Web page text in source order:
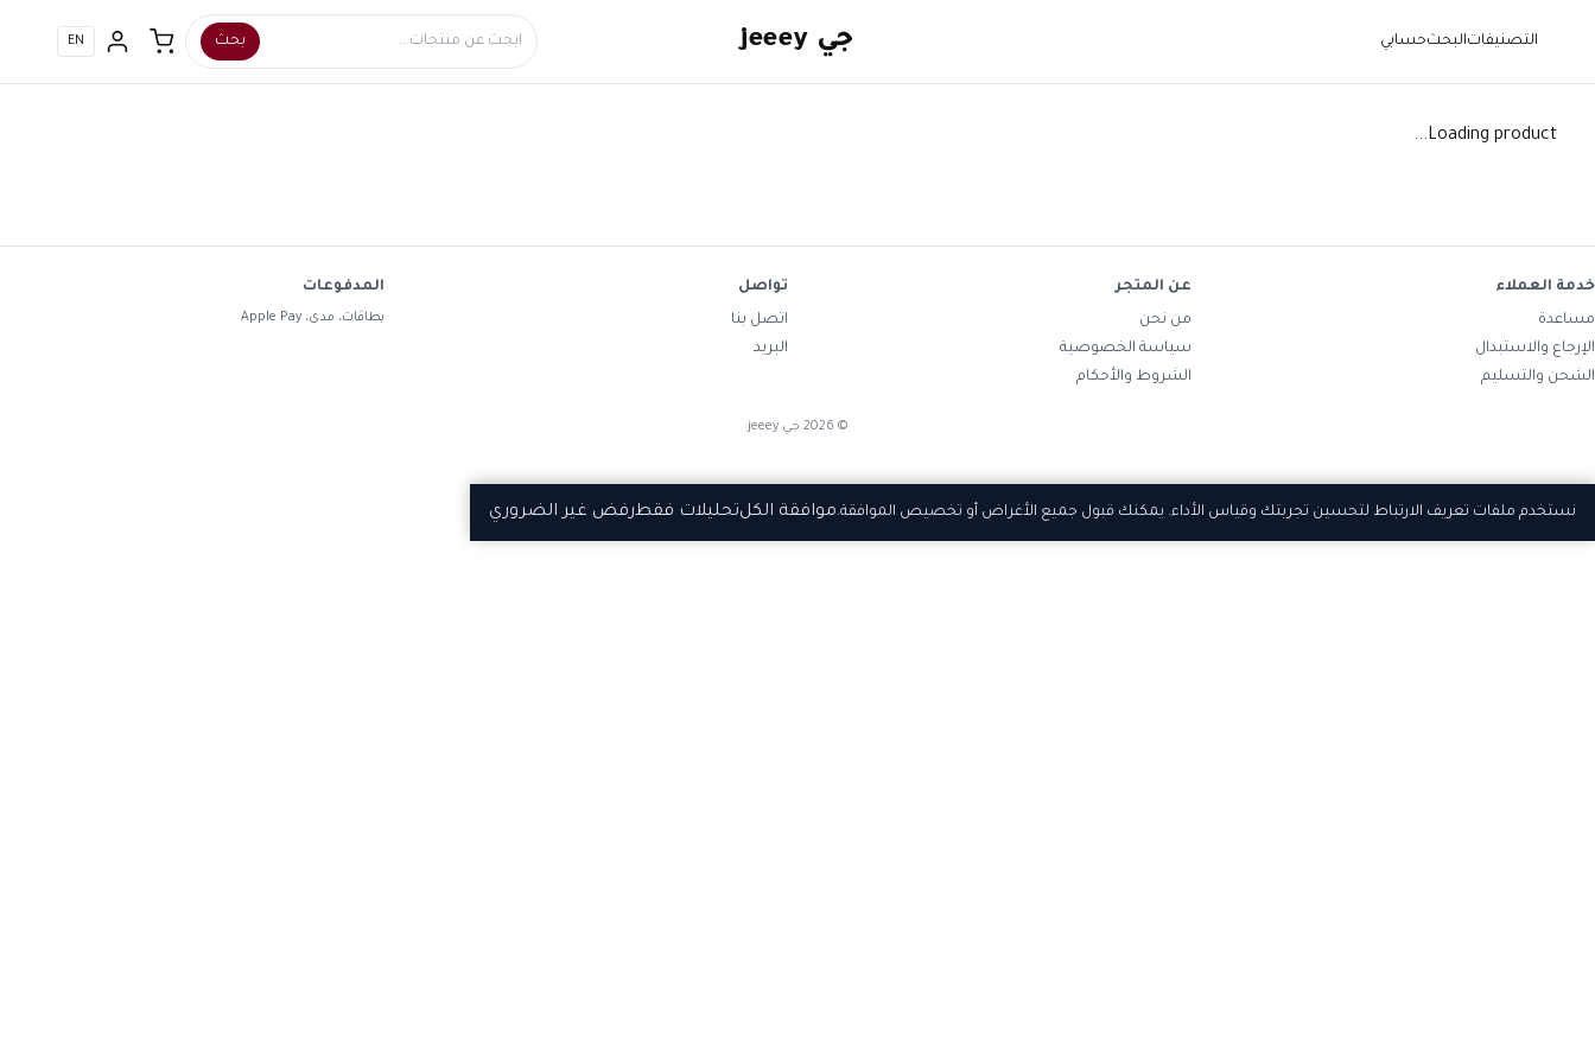
التصنيفاتالبحثحسابي جي jeeey بحث EN
Loading product...
خدمة العملاء
مساعدة
الإرجاع والاستبدال
الشحن والتسليم
عن المتجر
من نحن
سياسة الخصوصية
الشروط والأحكام
تواصل
اتصل بنا
البريد
المدفوعات
بطاقات، مدى، Apple Pay
©
2026 جي jeeey
نستخدم ملفات تعريف الارتباط لتحسين تجربتك وقياس الأداء. يمكنك قبول جميع الأغراض أو تخصيص الموافقة.موافقة الكلتحليلات فقطرفض غير الضروري